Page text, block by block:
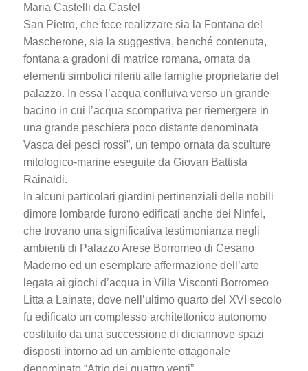
Maria Castelli da Castel
San Pietro, che fece realizzare sia la Fontana del
Mascherone, sia la suggestiva, benché contenuta,
fontana a gradoni di matrice romana, ornata da
elementi simbolici riferiti alle famiglie proprietarie del
palazzo. In essa l’acqua confluiva verso un grande
bacino in cui l’acqua scompariva per riemergere in
una grande peschiera poco distante denominata
Vasca dei pesci rossi”, un tempo ornata da sculture
mitologico-marine eseguite da Giovan Battista
Rainaldi.
In alcuni particolari giardini pertinenziali delle nobili
dimore lombarde furono edificati anche dei Ninfei,
che trovano una significativa testimonianza negli
ambienti di Palazzo Arese Borromeo di Cesano
Maderno ed un esemplare affermazione dell’arte
legata ai giochi d’acqua in Villa Visconti Borromeo
Litta a Lainate, dove nell’ultimo quarto del XVI secolo
fu edificato un complesso architettonico autonomo
costituito da una successione di diciannove spazi
disposti intorno ad un ambiente ottagonale
denominato “Atrio dei quattro venti”.